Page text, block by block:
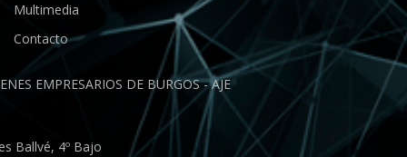
Multimedia
Contacto
EMPRESARIOS DE BURGOS - AJE
Ballvé, 4º Bajo